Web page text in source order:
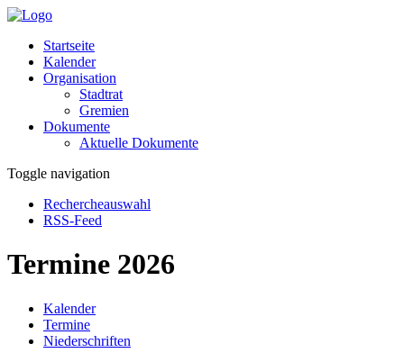
Startseite
Kalender
Organisation
Stadtrat
Gremien
Dokumente
Aktuelle Dokumente
Toggle navigation
Rechercheauswahl
RSS-Feed
Termine 2026
Kalender
Termine
Niederschriften